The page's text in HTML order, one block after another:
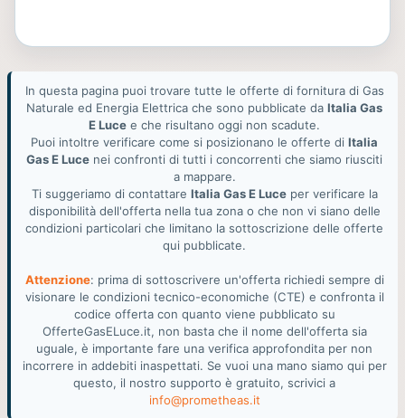
In questa pagina puoi trovare tutte le offerte di fornitura di Gas
Naturale ed Energia Elettrica che sono pubblicate da Italia Gas
E Luce e che risultano oggi non scadute.
Puoi intoltre verificare come si posizionano le offerte di Italia
Gas E Luce nei confronti di tutti i concorrenti che siamo riusciti
a mappare.
Ti suggeriamo di contattare Italia Gas E Luceper verificare la
disponibilità dell'offerta nella tua zona o che non vi siano delle
condizioni particolari che limitano la sottoscrizione delle offerte
qui pubblicate.
Attenzione: prima di sottoscrivere un'offerta richiedi sempre di
visionare le condizioni tecnico-economiche (CTE) e confronta il
codice offerta con quanto viene pubblicato su
OfferteGasELuce.it, non basta che il nome dell'offerta sia
uguale, è importante fare una verifica approfondita per non
incorrere in addebiti inaspettati. Se vuoi una mano siamo qui per
questo, il nostro supporto è gratuito, scrivici a
info@prometheas.it